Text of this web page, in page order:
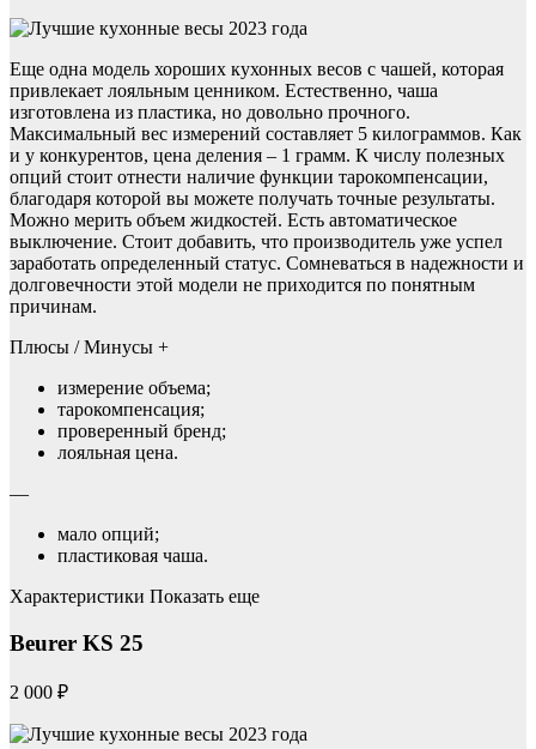
Еще одна модель хороших кухонных весов с чашей, которая
привлекает лояльным ценником. Естественно, чаша
изготовлена из пластика, но довольно прочного.
Максимальный вес измерений составляет 5 килограммов. Как
и у конкурентов, цена деления – 1 грамм. К числу полезных
опций стоит отнести наличие функции тарокомпенсации,
благодаря которой вы можете получать точные результаты.
Можно мерить объем жидкостей. Есть автоматическое
выключение. Стоит добавить, что производитель уже успел
заработать определенный статус. Сомневаться в надежности и
долговечности этой модели не приходится по понятным
причинам.
Плюсы / Минусы +
измерение объема;
тарокомпенсация;
проверенный бренд;
лояльная цена.
—
мало опций;
пластиковая чаша.
Характеристики Показать еще
Beurer KS 25
2 000 ₽